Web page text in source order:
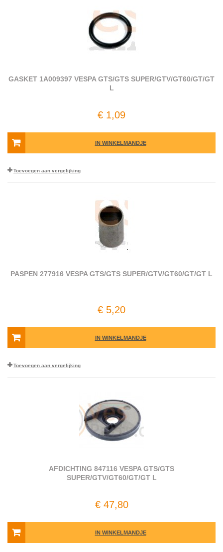
GASKET 1A009397 VESPA GTS/GTS SUPER/GTV/GT60/GT/GT
L
€ 1,09
IN WINKELMANDJE
Toevoegen aan vergelijking
PASPEN 277916 VESPA GTS/GTS SUPER/GTV/GT60/GT/GT L
€ 5,20
IN WINKELMANDJE
Toevoegen aan vergelijking
AFDICHTING 847116 VESPA GTS/GTS
SUPER/GTV/GT60/GT/GT L
€ 47,80
IN WINKELMANDJE